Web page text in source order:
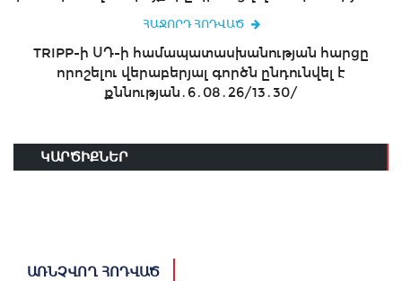
ՀԱՋՈՐԴ ՀՈԴՎԱԾ
TRIPP-ի ՍԴ-ի համապատասխանության հարցը
որոշելու վերաբերյալ գործն ընդունվել է
քննության․6․08․26/13․30/
ԿԱՐԾԻՔՆԵՐ
ԱՌՆՉՎՈՂ ՀՈԴՎԱԾ